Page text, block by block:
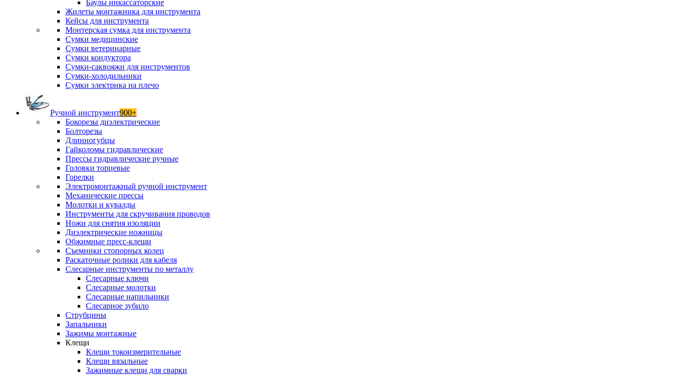
Баулы инкассаторские
Жилеты монтажника для инструмента
Кейсы для инструмента
Монтерская сумка для инструмента
Сумки медицинские
Сумки ветеринарные
Сумки кондуктора
Сумки-саквояжи для инструментов
Сумки-холодильники
Сумки электрика на плечо
Ручной инструмент900+
Бокорезы диэлектрические
Болторезы
Длинногубцы
Гайколомы гидравлические
Прессы гидравлические ручные
Головки торцевые
Горелки
Электромонтажный ручной инструмент
Механические прессы
Молотки и кувалды
Инструменты для скручивания проводов
Ножи для снятия изоляции
Диэлектрические ножницы
Обжимные пресс-клещи
Съемники стопорных колец
Раскаточные ролики для кабеля
Слесарные инструменты по металлу
Слесарные ключи
Слесарные молотки
Слесарные напильники
Слесарное зубило
Струбцины
Запальники
Зажимы монтажные
Клещи
Клещи токоизмерительные
Клещи вязальные
Зажимные клещи для сварки